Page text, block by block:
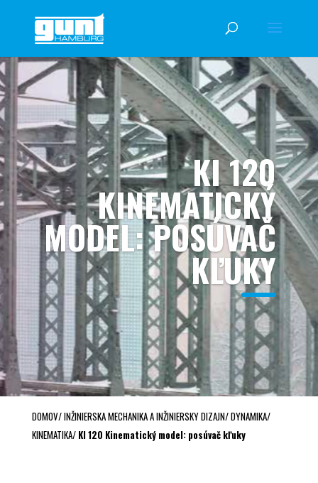
KI 120
KINEMATICKÝ
MODEL: POSÚVAČ
KĽUKY
DOMOV/INŽINIERSKA MECHANIKA A INŽINIERSKY DIZAJN/DYNAMIKA/
KINEMATIKA/ KI 120 Kinematický model: posúvač kľuky